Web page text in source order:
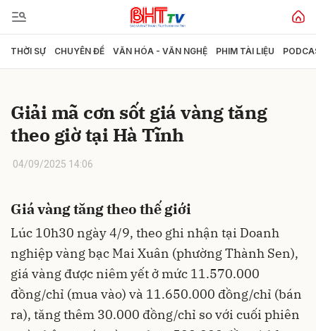
THỜI SỰ CHUYÊN ĐỀ VĂN HÓA - VĂN NGHỆ PHIM TÀI LIỆU
Giải mã cơn sốt giá vàng tăng
theo giờ tại Hà Tĩnh
04/09/2025 14:06
Giá vàng tăng theo thế giới
Lúc 10h30 ngày 4/9, theo ghi nhận tại Doanh
nghiệp vàng bạc Mai Xuân (phường Thành Sen),
giá vàng được niêm yết ở mức 11.570.000
đồng/chỉ (mua vào) và 11.650.000 đồng/chỉ (bán
ra), tăng thêm 30.000 đồng/chỉ so với cuối phiên
Gửi bình luận